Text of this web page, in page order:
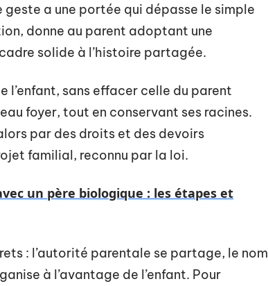
a une portée qui dépasse le simple
donne au parent adoptant une
solide à l’histoire partagée.
sans effacer celle du parent
foyer, tout en conservant ses racines.
par des droits et des devoirs
familial, reconnu par la loi.
un père biologique : les étapes et
: l’autorité parentale se partage, le nom
à l’avantage de l’enfant. Pour